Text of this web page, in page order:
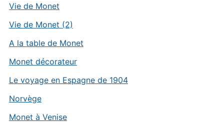
Vie de Monet
Vie de Monet (2)
A la table de Monet
Monet décorateur
Le voyage en Espagne de 1904
Norvège
Monet à Venise